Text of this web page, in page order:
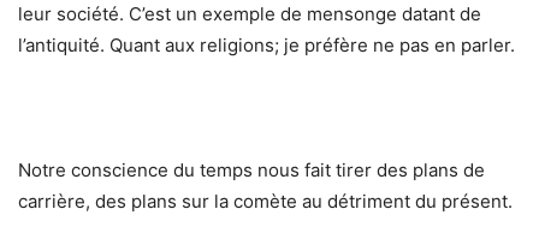
leur société. C’est un exemple de mensonge datant de
l’antiquité. Quant aux religions; je préfère ne pas en parler.
Notre conscience du temps nous fait tirer des plans de
carrière, des plans sur la comète au détriment du présent.